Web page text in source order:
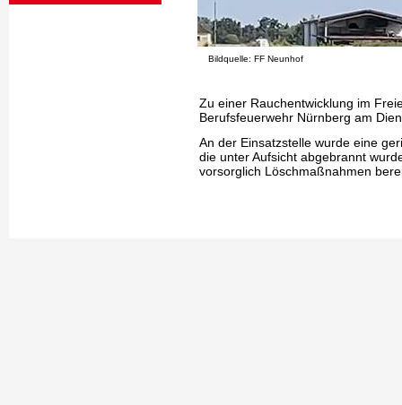
Bildquelle: FF Neunhof
Zu einer Rauchentwicklung im
Berufsfeuerwehr Nürnberg am
An der Einsatzstelle wurde eine
die unter Aufsicht abgebrannt
vorsorglich Löschmaßnahmen